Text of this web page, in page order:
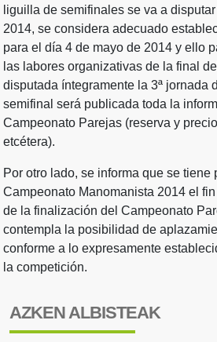
liguilla de semifinales se va a
2014, se considera adecuado
para el día 4 de mayo de 2014 y ello
las labores organizativas de la final
disputada íntegramente la 3ª jornada
semifinal será publicada toda la
Campeonato Parejas (reserva y
etcétera).
Por otro lado, se informa que se tiene
Campeonato Manomanista 2014 el
de la finalización del Campeonato
contempla la posibilidad de
conforme a lo expresamente
la competición.
AZKEN ALBISTEAK